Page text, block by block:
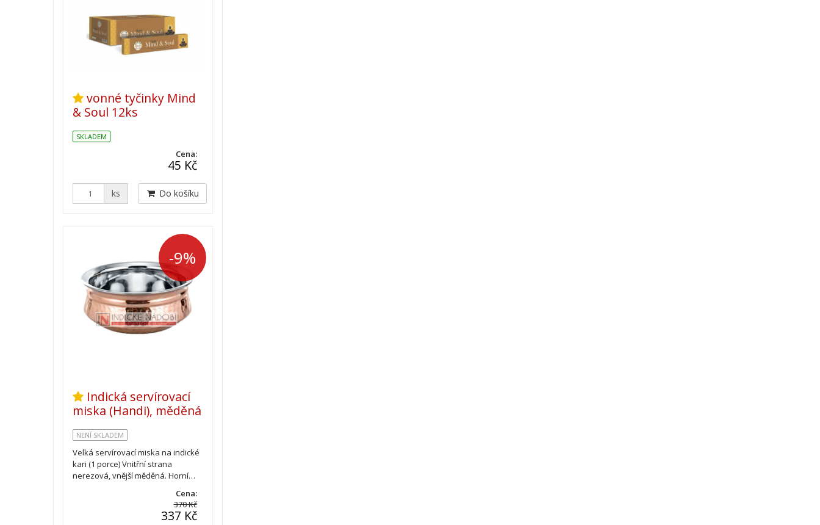
vonné tyčinky Mind
& Soul 12ks
SKLADEM
Cena:
45 Kč
ks Do košíku
-9%
Indická servírovací
miska (Handi), měděná
NENÍ SKLADEM
Velká servírovací miska na indické
kari (1 porce) Vnitřní strana
nerezová, vnější měděná. Horní…
Cena:
370 Kč
337 Kč